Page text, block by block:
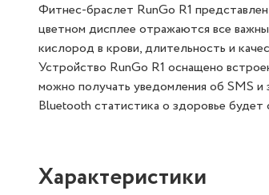
Фитнес-браслет RunGo R1
цветном дисплее отражаются все
кислород в крови, длительность и
Устройство RunGo R1 оснащено
можно получать уведомления об SMS
Bluetooth статистика о здоровье будет
Характеристики